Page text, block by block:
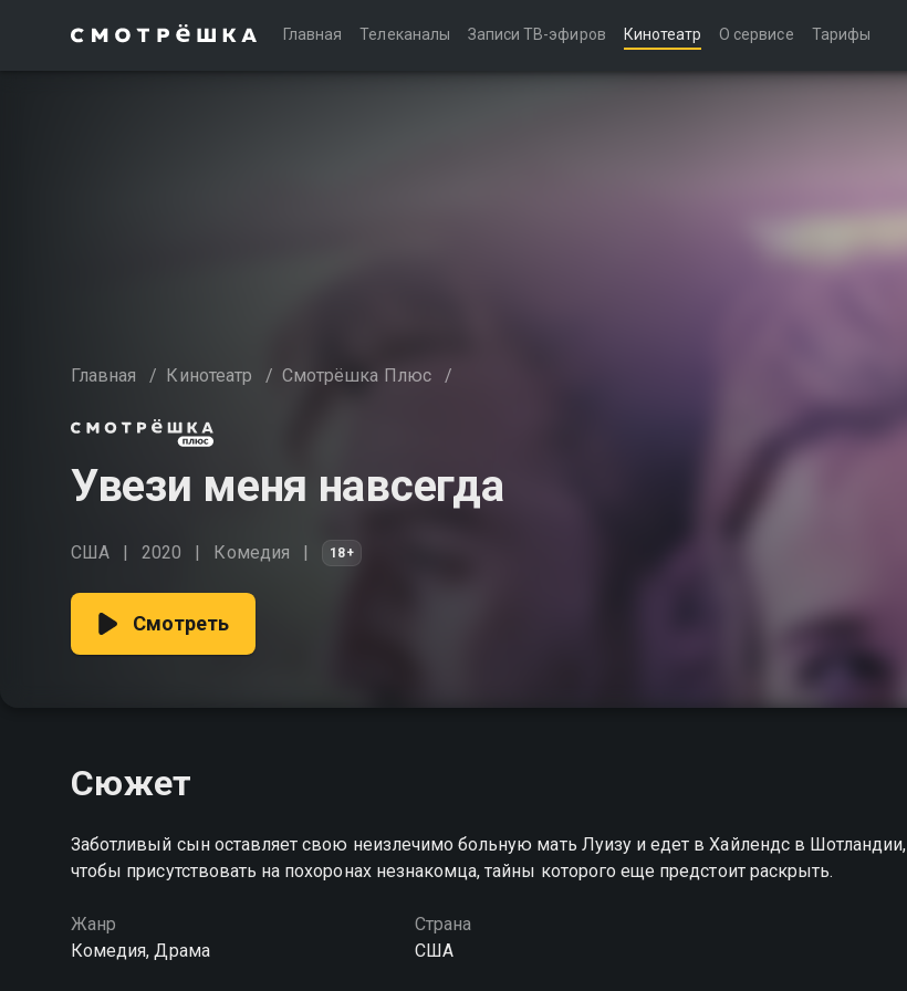
Главная Телеканалы Записи ТВ-эфиров Кинотеатр О сервисе Тарифы
Главная / Кинотеатр / Смотрёшка Плюс /
Увези меня навсегда
США 2020 Комедия 18+
Смотреть
Сюжет
Заботливый сын оставляет свою неизлечимо больную мать Луизу и едет в Хайлендс в Шотландии,
чтобы присутствовать на похоронах незнакомца, тайны которого еще предстоит раскрыть.
Жанр
Комедия, Драма
Страна
США